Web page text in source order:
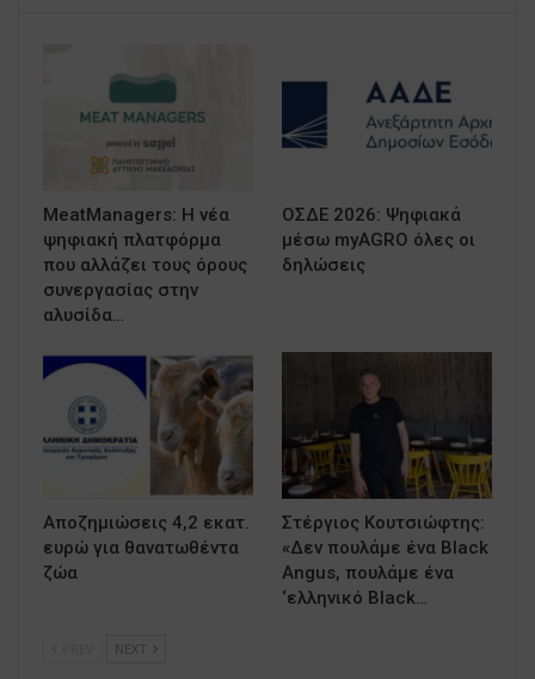
MeatManagers: Η νέα
ψηφιακή πλατφόρμα
που αλλάζει τους όρους
συνεργασίας στην
αλυσίδα…
ΟΣΔΕ 2026: Ψηφιακά
μέσω myAGRO όλες οι
δηλώσεις
Αποζημιώσεις 4,2 εκατ.
ευρώ για θανατωθέντα
ζώα
Στέργιος Κουτσιώφτης:
«Δεν πουλάμε ένα Black
Angus, πουλάμε ένα
‘ελληνικό Black…
NEXT